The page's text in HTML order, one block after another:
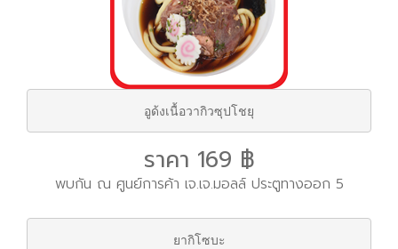
อูด้งเนื้อวากิวซุปโชยุ
ราคา 169 ฿
พบกัน ณ ศูนย์การค้า เจ.เจ.มอลล์ ประตูทางออก 5
ยากิโซบะ